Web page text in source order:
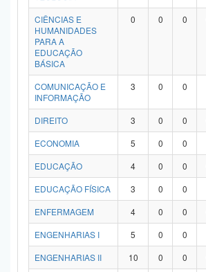
CIÊNCIAS E
HUMANIDADES
PARA A
EDUCAÇÃO
BÁSICA
0 0 0
COMUNICAÇÃO E
INFORMAÇÃO
3 0 0
DIREITO 3 0 0
ECONOMIA
5 0 0
EDUCAÇÃO
4 0 0
EDUCAÇÃO FÍSICA
3 0 0
ENFERMAGEM
4 0 0
ENGENHARIAS I
5 0 0
ENGENHARIAS II
10 0 0